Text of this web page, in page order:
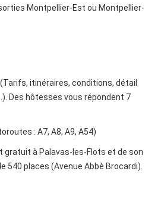
Montpellier-Est ou Montpellier-
itinéraires, conditions, détail
Des hôtesses vous répondent 7
: A7, A8, A9, A54)
à Palavas-les-Flots et de son
540 places (Avenue Abbè Brocardi).